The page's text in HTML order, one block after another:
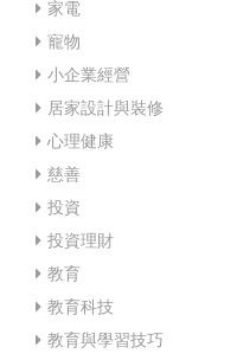
家電
寵物
小企業經營
居家設計與裝修
心理健康
慈善
投資
投資理財
教育
教育科技
教育與學習技巧